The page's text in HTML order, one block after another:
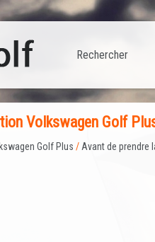
Rechercher
Volkswagen Golf
Golf Plus /Avant de prendre